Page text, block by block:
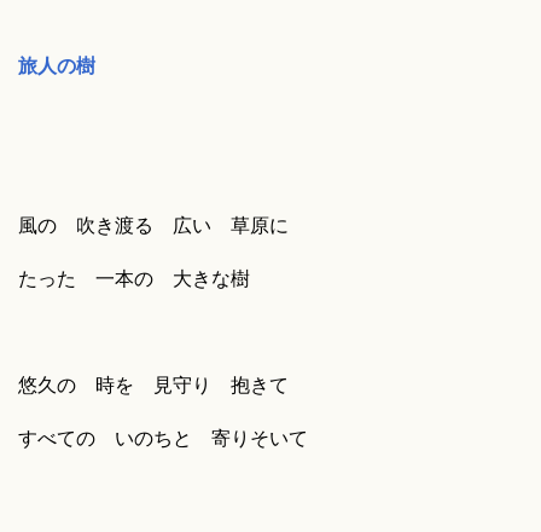
旅人の樹
風の 吹き渡る 広い 草原に
たった 一本の 大きな樹
悠久の 時を 見守り 抱きて
すべての いのちと 寄りそいて